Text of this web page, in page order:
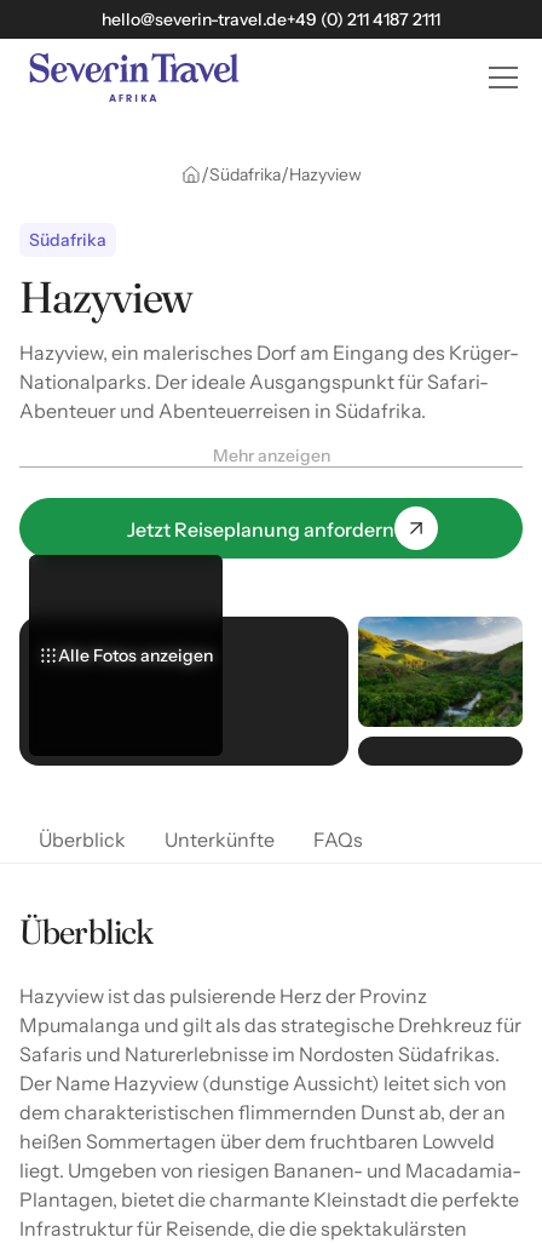
hello@severin-travel.de+49 (0) 211 4187 2111
/Südafrika/Hazyview
Südafrika
Hazyview
Hazyview, ein malerisches Dorf am Eingang des Krüger-
Nationalparks. Der ideale Ausgangspunkt für Safari-
Abenteuer und Abenteuerreisen in Südafrika.
Mehr anzeigen
Jetzt Reiseplanung anfordern
Alle Fotos anzeigen
Alle Fotos anzeigen
Alle Fotos anzeigen
Überblick Unterkünfte FAQs
Überblick
Hazyview ist das pulsierende Herz der Provinz
Mpumalanga und gilt als das strategische Drehkreuz für
Safaris und Naturerlebnisse im Nordosten Südafrikas.
Der Name Hazyview (dunstige Aussicht) leitet sich von
dem charakteristischen flimmernden Dunst ab, der an
heißen Sommertagen über dem fruchtbaren Lowveld
liegt. Umgeben von riesigen Bananen- und Macadamia-
Plantagen, bietet die charmante Kleinstadt die perfekte
Infrastruktur für Reisende, die die spektakulärsten